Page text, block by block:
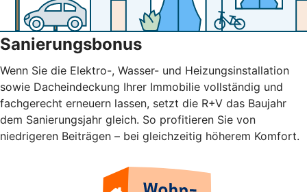
Sanierungsbonus
Wenn Sie die Elektro-, Wasser- und Heizungsinstallation
sowie Dacheindeckung Ihrer Immobilie vollständig und
fachgerecht erneuern lassen, setzt die R+V das Baujahr
dem Sanierungsjahr gleich. So profitieren Sie von
niedrigeren Beiträgen – bei gleichzeitig höherem Komfort.